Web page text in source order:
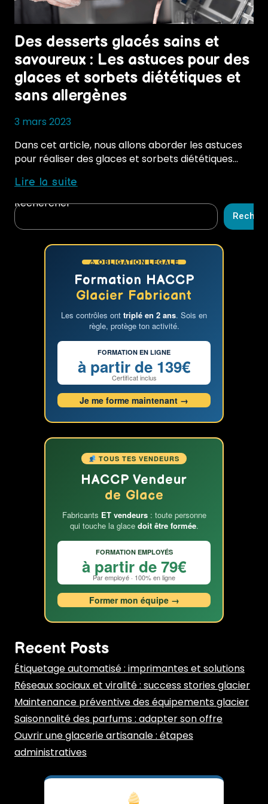
Des desserts glacés sains et
savoureux : Les astuces pour des
glaces et sorbets diététiques et
sans allergènes
3 mars 2023
Dans cet article, nous allons aborder les astuces
pour réaliser des glaces et sorbets diététiques…
Lire la suite
Les
astuces
des
glaces
sorbets
diététiques
et
sans
Rechercher
⚠ OBLIGATION LÉGALE
Formation HACCP
Glacier Fabricant
Les contrôles ont triplé en 2 ans. Sois en
règle, protège ton activité.
FORMATION EN LIGNE
à partir de 139€
Certificat inclus
Je me forme maintenant →
TOUS TES VENDEURS
HACCP Vendeur
de Glace
Fabricants ET vendeurs: toute personne
qui touche la glace doit être formée.
FORMATION EMPLOYÉS
à partir de 79€
Par employé · 100% en ligne
Former mon équipe →
Recent Posts
Étiquetage automatisé : imprimantes et solutions
Réseaux sociaux et viralité : success stories glacier
Maintenance préventive des équipements glacier
Saisonnalité des parfums : adapter son offre
Ouvrir une glacerie artisanale : étapes
administratives